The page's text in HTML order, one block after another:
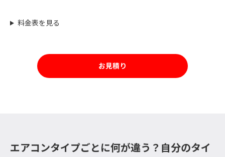
料金表を見る
お見積り
エアコンタイプごとに何が違う？自分のタイ